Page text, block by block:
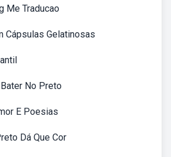
Me Traducao
Cápsulas Gelatinosas
No Preto
E Poesias
Dá Que Cor